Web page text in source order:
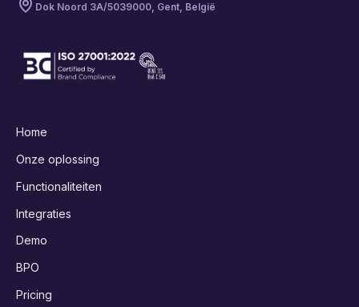
Dok Noord 3A/5039000, Gent, België
Home
Onze oplossing
Functionaliteiten
Integraties
Demo
BPO
Pricing